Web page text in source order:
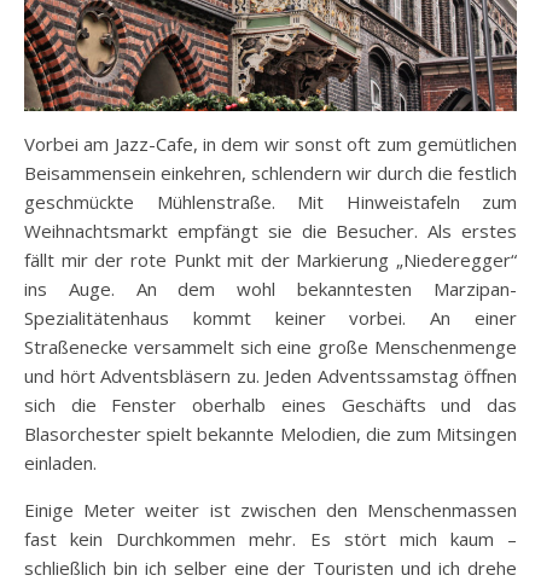
Vorbei am Jazz-Cafe, in dem wir sonst oft zum gemütlichen
Beisammensein einkehren, schlendern wir durch die festlich
geschmückte Mühlenstraße. Mit Hinweistafeln zum
Weihnachtsmarkt empfängt sie die Besucher. Als erstes
fällt mir der rote Punkt mit der Markierung „Niederegger“
ins Auge. An dem wohl bekanntesten Marzipan-
Spezialitätenhaus kommt keiner vorbei. An einer
Straßenecke versammelt sich eine große Menschenmenge
und hört Adventsbläsern zu. Jeden Adventssamstag öffnen
sich die Fenster oberhalb eines Geschäfts und das
Blasorchester spielt bekannte Melodien, die zum Mitsingen
einladen.
Einige Meter weiter ist zwischen den Menschenmassen
fast kein Durchkommen mehr. Es stört mich kaum –
schließlich bin ich selber eine der Touristen und ich drehe